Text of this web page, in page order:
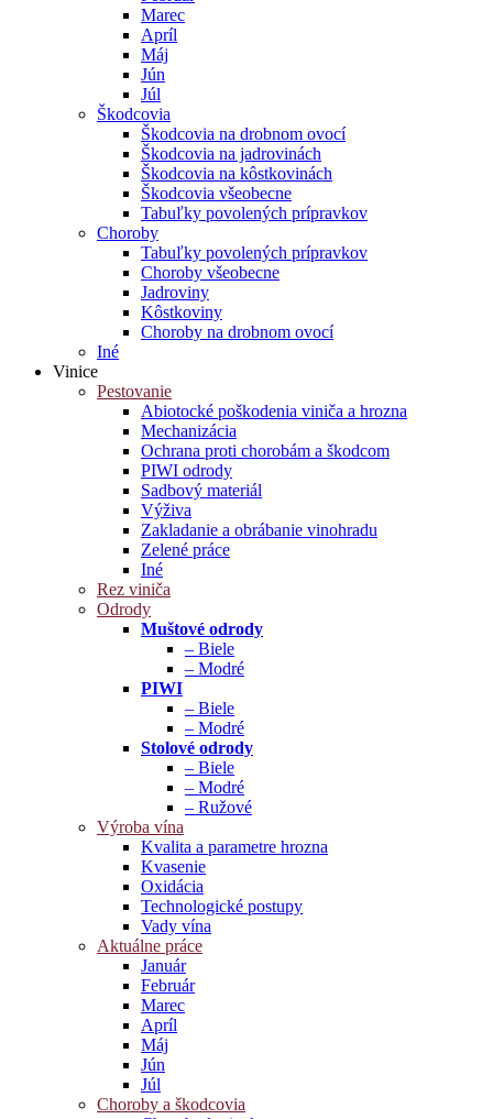
Marec
Apríl
Máj
Jún
Júl
Škodcovia
Škodcovia na drobnom ovocí
Škodcovia na jadrovinách
Škodcovia na kôstkovinách
Škodcovia všeobecne
Tabuľky povolených prípravkov
Choroby
Tabuľky povolených prípravkov
Choroby všeobecne
Jadroviny
Kôstkoviny
Choroby na drobnom ovocí
Iné
Vinice
Pestovanie
Abiotocké poškodenia viniča a hrozna
Mechanizácia
Ochrana proti chorobám a škodcom
PIWI odrody
Sadbový materiál
Výživa
Zakladanie a obrábanie vinohradu
Zelené práce
Iné
Rez viniča
Odrody
Muštové odrody
– Biele
– Modré
PIWI
– Biele
– Modré
Stolové odrody
– Biele
– Modré
– Ružové
Výroba vína
Kvalita a parametre hrozna
Kvasenie
Oxidácia
Technologické postupy
Vady vína
Aktuálne práce
Január
Február
Marec
Apríl
Máj
Jún
Júl
Choroby a škodcovia